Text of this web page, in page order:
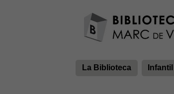
La Biblioteca Infantil